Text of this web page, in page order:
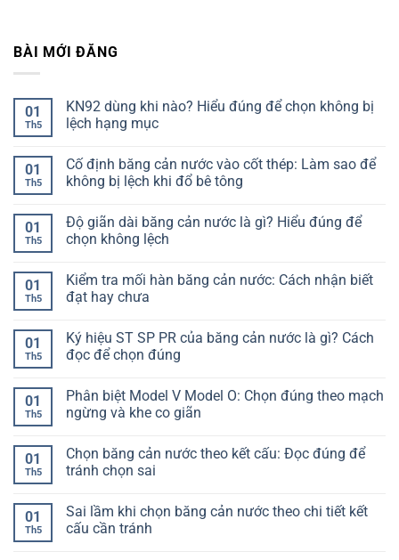
BÀI MỚI ĐĂNG
01
Th5
KN92 dùng khi nào? Hiểu đúng để chọn không bị
lệch hạng mục
bình
luận
ở
khi
nào?
Hiểu
chọn
không
bị
mục
01
Th5
Cố định băng cản nước vào cốt thép: Làm sao để
không bị lệch khi đổ bê tông
bình
luận
ở
băng
cản
nước
thép:
Làm
sao
bị
lệch
khi
tông
01
Th5
Độ giãn dài băng cản nước là gì? Hiểu đúng để
chọn không lệch
bình
luận
ở
dài
băng
cản
gì?
Hiểu
đúng
không
lệch
01
Th5
Kiểm tra mối hàn băng cản nước: Cách nhận biết
đạt hay chưa
bình
luận
ở
mối
hàn
băng
Cách
nhận
biết
chưa
01
Th5
Ký hiệu ST SP PR của băng cản nước là gì? Cách
đọc để chọn đúng
bình
luận
ở
ST
SP
PR
cản
nước
là
01
Th5
Phân biệt Model V Model O: Chọn đúng theo mạch
ngừng và khe co giãn
bình
luận
ở
Model
V
Model
01
Th5
Chọn băng cản nước theo kết cấu: Đọc đúng để
tránh chọn sai
bình
luận
ở
01
Th5
Sai lầm khi chọn băng cản nước theo chi tiết kết
cấu cần tránh